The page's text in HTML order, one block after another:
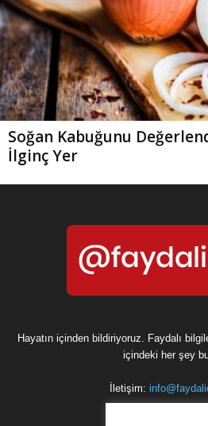
Soğan Kabuğunu
İlginç Yer
Hayatın içinden bildiriyoruz. Faydalı
içindeki her şey
İletişim: